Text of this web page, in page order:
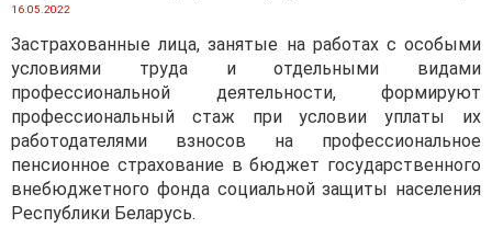
16.05.2022
Застрахованные лица, занятые на работах с особыми
условиями труда и отдельными видами
профессиональной деятельности, формируют
профессиональный стаж при условии уплаты их
работодателями взносов на профессиональное
пенсионное страхование в бюджет государственного
внебюджетного фонда социальной защиты населения
Республики Беларусь.